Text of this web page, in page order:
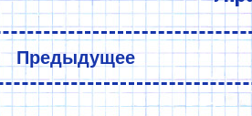
Предыдущее